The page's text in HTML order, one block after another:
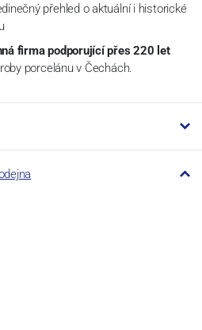
přehled o aktuální i historické
firma podporující přes 220 let
porcelánu v Čechách.